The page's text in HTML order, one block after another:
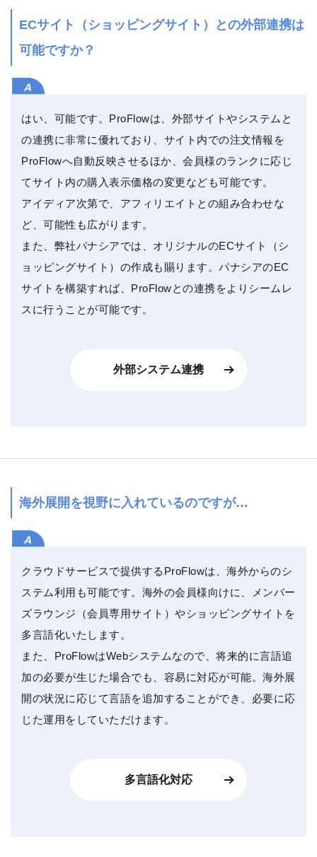
ECサイト（ショッピングサイト）との外部連携は
可能ですか？
はい、可能です。ProFlowは、外部サイトやシステムと
の連携に非常に優れており、サイト内での注文情報を
ProFlowへ自動反映させるほか、会員様のランクに応じ
てサイト内の購入表示価格の変更なども可能です。
アイディア次第で、アフィリエイトとの組み合わせな
ど、可能性も広がります。
また、弊社パナシアでは、オリジナルのECサイト（シ
ョッピングサイト）の作成も賜ります。パナシアのEC
サイトを構築すれば、ProFlowとの連携をよりシームレ
スに行うことが可能です。
外部システム連携
海外展開を視野に入れているのですが…
クラウドサービスで提供するProFlowは、海外からのシ
ステム利用も可能です。海外の会員様向けに、メンバー
ズラウンジ（会員専用サイト）やショッピングサイトを
多言語化いたします。
また、ProFlowはWebシステムなので、将来的に言語追
加の必要が生じた場合でも、容易に対応が可能。海外展
開の状況に応じて言語を追加することができ、必要に応
じた運用をしていただけます。
多言語化対応